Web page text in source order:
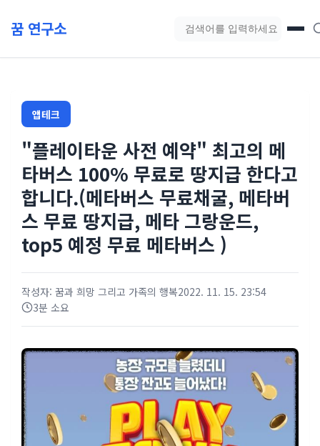
꿈 연구소 블로그 검색
앱테크
"플레이타운 사전 예약" 최고의 메
타버스 100% 무료로 땅지급 한다고
합니다.(메타버스 무료채굴, 메타버
스 무료 땅지급, 메타 그랑운드,
top5 예정 무료 메타버스 )
작성자: 꿈과 희망 그리고 가족의 행복2022. 11. 15. 23:54
3분 소요